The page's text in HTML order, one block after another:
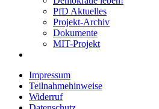
PfD Aktuelles
Projekt-Archiv
Dokumente
MIT-Projekt
Impressum
Teilnahmehinweise
Widerruf